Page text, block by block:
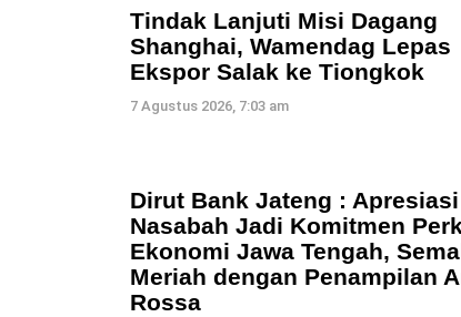
Tindak Lanjuti Misi Dagang
Shanghai, Wamendag Lepas
Ekspor Salak ke Tiongkok
7 Agustus 2026, 7:03 am
Dirut Bank Jateng : Apresiasi
Nasabah Jadi Komitmen
Ekonomi Jawa Tengah,
Meriah dengan Penampilan
Rossa